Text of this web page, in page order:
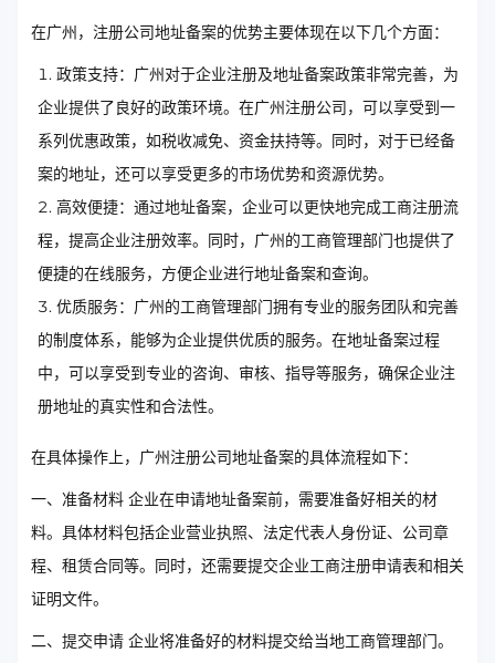
在广州，注册公司地址备案的优势主要体现在以下几个方面：
政策支持：广州对于企业注册及地址备案政策非常完善，为
企业提供了良好的政策环境。在广州注册公司，可以享受到一
系列优惠政策，如税收减免、资金扶持等。同时，对于已经备
案的地址，还可以享受更多的市场优势和资源优势。
高效便捷：通过地址备案，企业可以更快地完成工商注册流
程，提高企业注册效率。同时，广州的工商管理部门也提供了
便捷的在线服务，方便企业进行地址备案和查询。
优质服务：广州的工商管理部门拥有专业的服务团队和完善
的制度体系，能够为企业提供优质的服务。在地址备案过程
中，可以享受到专业的咨询、审核、指导等服务，确保企业注
册地址的真实性和合法性。
在具体操作上，广州注册公司地址备案的具体流程如下：
一、准备材料 企业在申请地址备案前，需要准备好相关的材
料。具体材料包括企业营业执照、法定代表人身份证、公司章
程、租赁合同等。同时，还需要提交企业工商注册申请表和相关
证明文件。
二、提交申请 企业将准备好的材料提交给当地工商管理部门。